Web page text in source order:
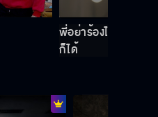
พี่อย่าร้องไห้นะ พี่อา
ก็ได้